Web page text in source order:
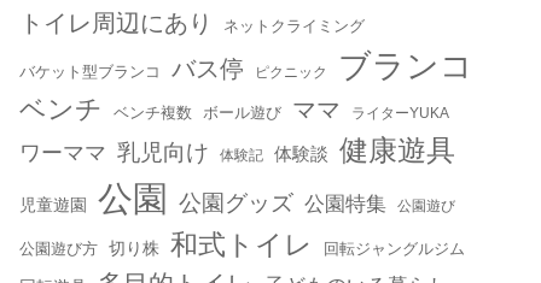
トイレ周辺にあり ネットクライミング
バケット型ブランコ バス停 ピクニック ブランコ
ベンチ ベンチ複数 ボール遊び ママ ライターYUKA
ワーママ 乳児向け 体験記 体験談 健康遊具
児童遊園 公園 公園グッズ 公園特集 公園遊び
公園遊び方 切り株 和式トイレ 回転ジャングルジム